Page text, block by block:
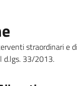
straordinari e
d.lgs. 33/2013.